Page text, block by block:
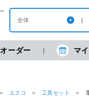
ーダー マ
エスコ 工具セット